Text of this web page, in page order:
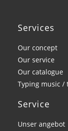
Services
Our concept
Our service
Our catalogue
Typing music /
Service
Unser angebot